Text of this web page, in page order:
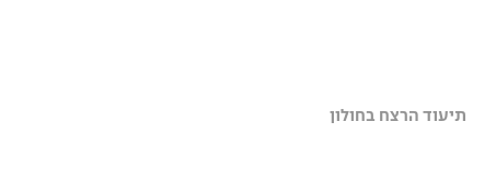
תיעוד הרצח בחולון